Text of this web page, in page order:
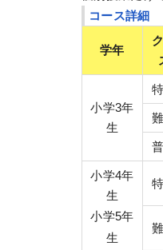
コース詳細
学年
小学3年
生
小学4年
生
小学5年
生